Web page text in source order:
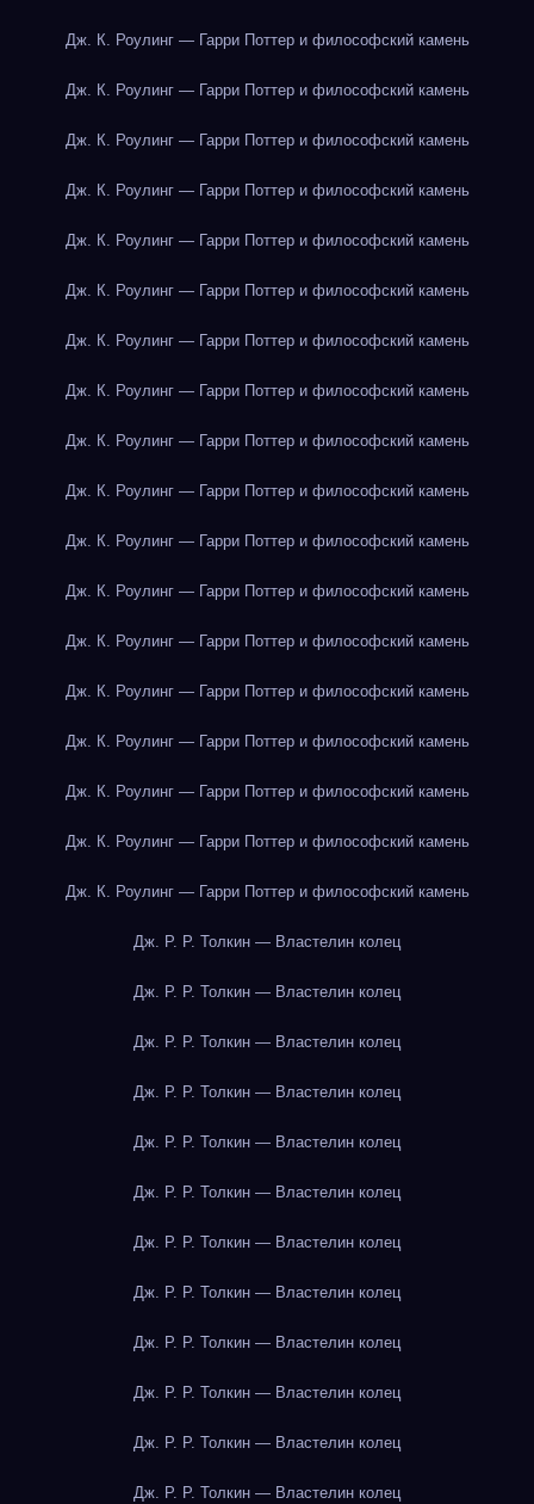
Дж. К. Роулинг — Гарри Поттер и философский камень
Дж. К. Роулинг — Гарри Поттер и философский камень
Дж. К. Роулинг — Гарри Поттер и философский камень
Дж. К. Роулинг — Гарри Поттер и философский камень
Дж. К. Роулинг — Гарри Поттер и философский камень
Дж. К. Роулинг — Гарри Поттер и философский камень
Дж. К. Роулинг — Гарри Поттер и философский камень
Дж. К. Роулинг — Гарри Поттер и философский камень
Дж. К. Роулинг — Гарри Поттер и философский камень
Дж. К. Роулинг — Гарри Поттер и философский камень
Дж. К. Роулинг — Гарри Поттер и философский камень
Дж. К. Роулинг — Гарри Поттер и философский камень
Дж. К. Роулинг — Гарри Поттер и философский камень
Дж. К. Роулинг — Гарри Поттер и философский камень
Дж. К. Роулинг — Гарри Поттер и философский камень
Дж. К. Роулинг — Гарри Поттер и философский камень
Дж. К. Роулинг — Гарри Поттер и философский камень
Дж. К. Роулинг — Гарри Поттер и философский камень
Дж. Р. Р. Толкин — Властелин колец
Дж. Р. Р. Толкин — Властелин колец
Дж. Р. Р. Толкин — Властелин колец
Дж. Р. Р. Толкин — Властелин колец
Дж. Р. Р. Толкин — Властелин колец
Дж. Р. Р. Толкин — Властелин колец
Дж. Р. Р. Толкин — Властелин колец
Дж. Р. Р. Толкин — Властелин колец
Дж. Р. Р. Толкин — Властелин колец
Дж. Р. Р. Толкин — Властелин колец
Дж. Р. Р. Толкин — Властелин колец
Дж. Р. Р. Толкин — Властелин колец